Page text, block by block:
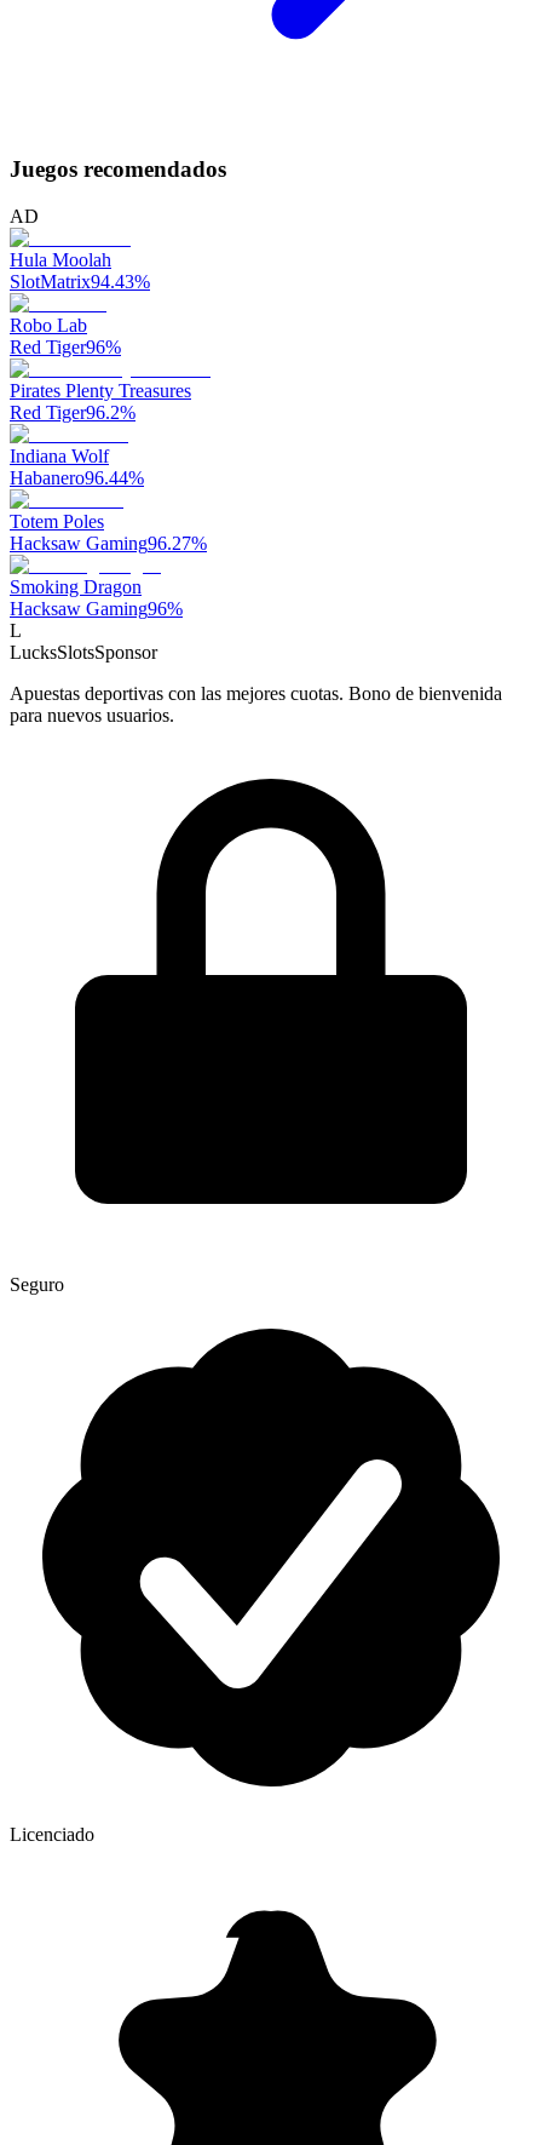
Juegos recomendados
AD
Hula Moolah
SlotMatrix94.43%
Robo Lab
Red Tiger96%
Pirates Plenty Treasures
Red Tiger96.2%
Indiana Wolf
Habanero96.44%
Totem Poles
Hacksaw Gaming96.27%
Smoking Dragon
Hacksaw Gaming96%
L
LucksSlotsSponsor
Apuestas deportivas con las mejores cuotas. Bono de bienvenida
para nuevos usuarios.
Seguro
Licenciado